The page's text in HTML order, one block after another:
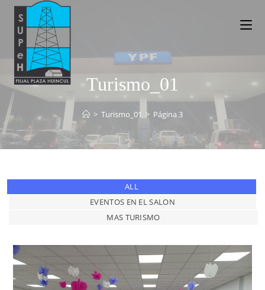
Turismo_01
> Turismo_01 > Página 3
ALL
EVENTOS EN EL SALON
MAS TURISMO